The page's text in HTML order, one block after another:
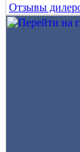
Отзывы